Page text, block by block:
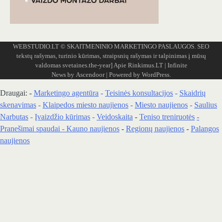
WEBSTUDIO.LT © SKAITMENINIO MARKETINGO PASLAUGOS. SEO
tekstų rašymas, turinio kūrimas, straipsnių rašymas ir talpinimas į mūsų
valdomas svetaines.the-year] Apie Rinkimus.LT| Infinite
News by Ascendoor| Powered by WordPress.
Draugai: - Marketingo agentūra - Teisinės konsultacijos - Skaidrių
skenavimas - Klaipedos miesto naujienos - Miesto naujienos - Saulius
Narbutas - Įvaizdžio kūrimas - Veidoskaita - Teniso treniruotės -
Pranešimai spaudai - Kauno naujienos - Regionų naujienos - Palangos
naujienos